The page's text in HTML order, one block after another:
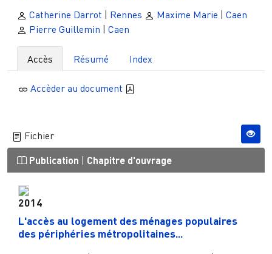
Catherine Darrot Rennes Maxime Marie
Caen
Pierre Guillemin
Caen
Accès Résumé Index
Accèder au document
Fichier
Publication Chapitre d'ouvrage
2014
L'accès au logement des ménages populaires
des périphéries métropolitaines...